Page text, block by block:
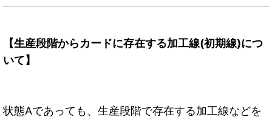
【生産段階からカードに存在する加工線(初期線)につ
いて】
状態Aであっても、生産段階で存在する加工線などを